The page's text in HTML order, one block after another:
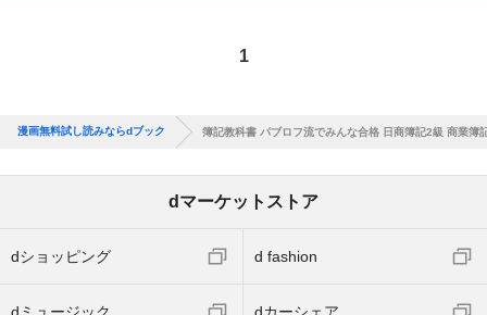
1
漫画無料試し読みならdブック 簿記教科書 パブロフ流でみんな合格 日商簿記2級 商業簿
dマーケットストア
dショッピング d fashion
dミュージック dカーシェア